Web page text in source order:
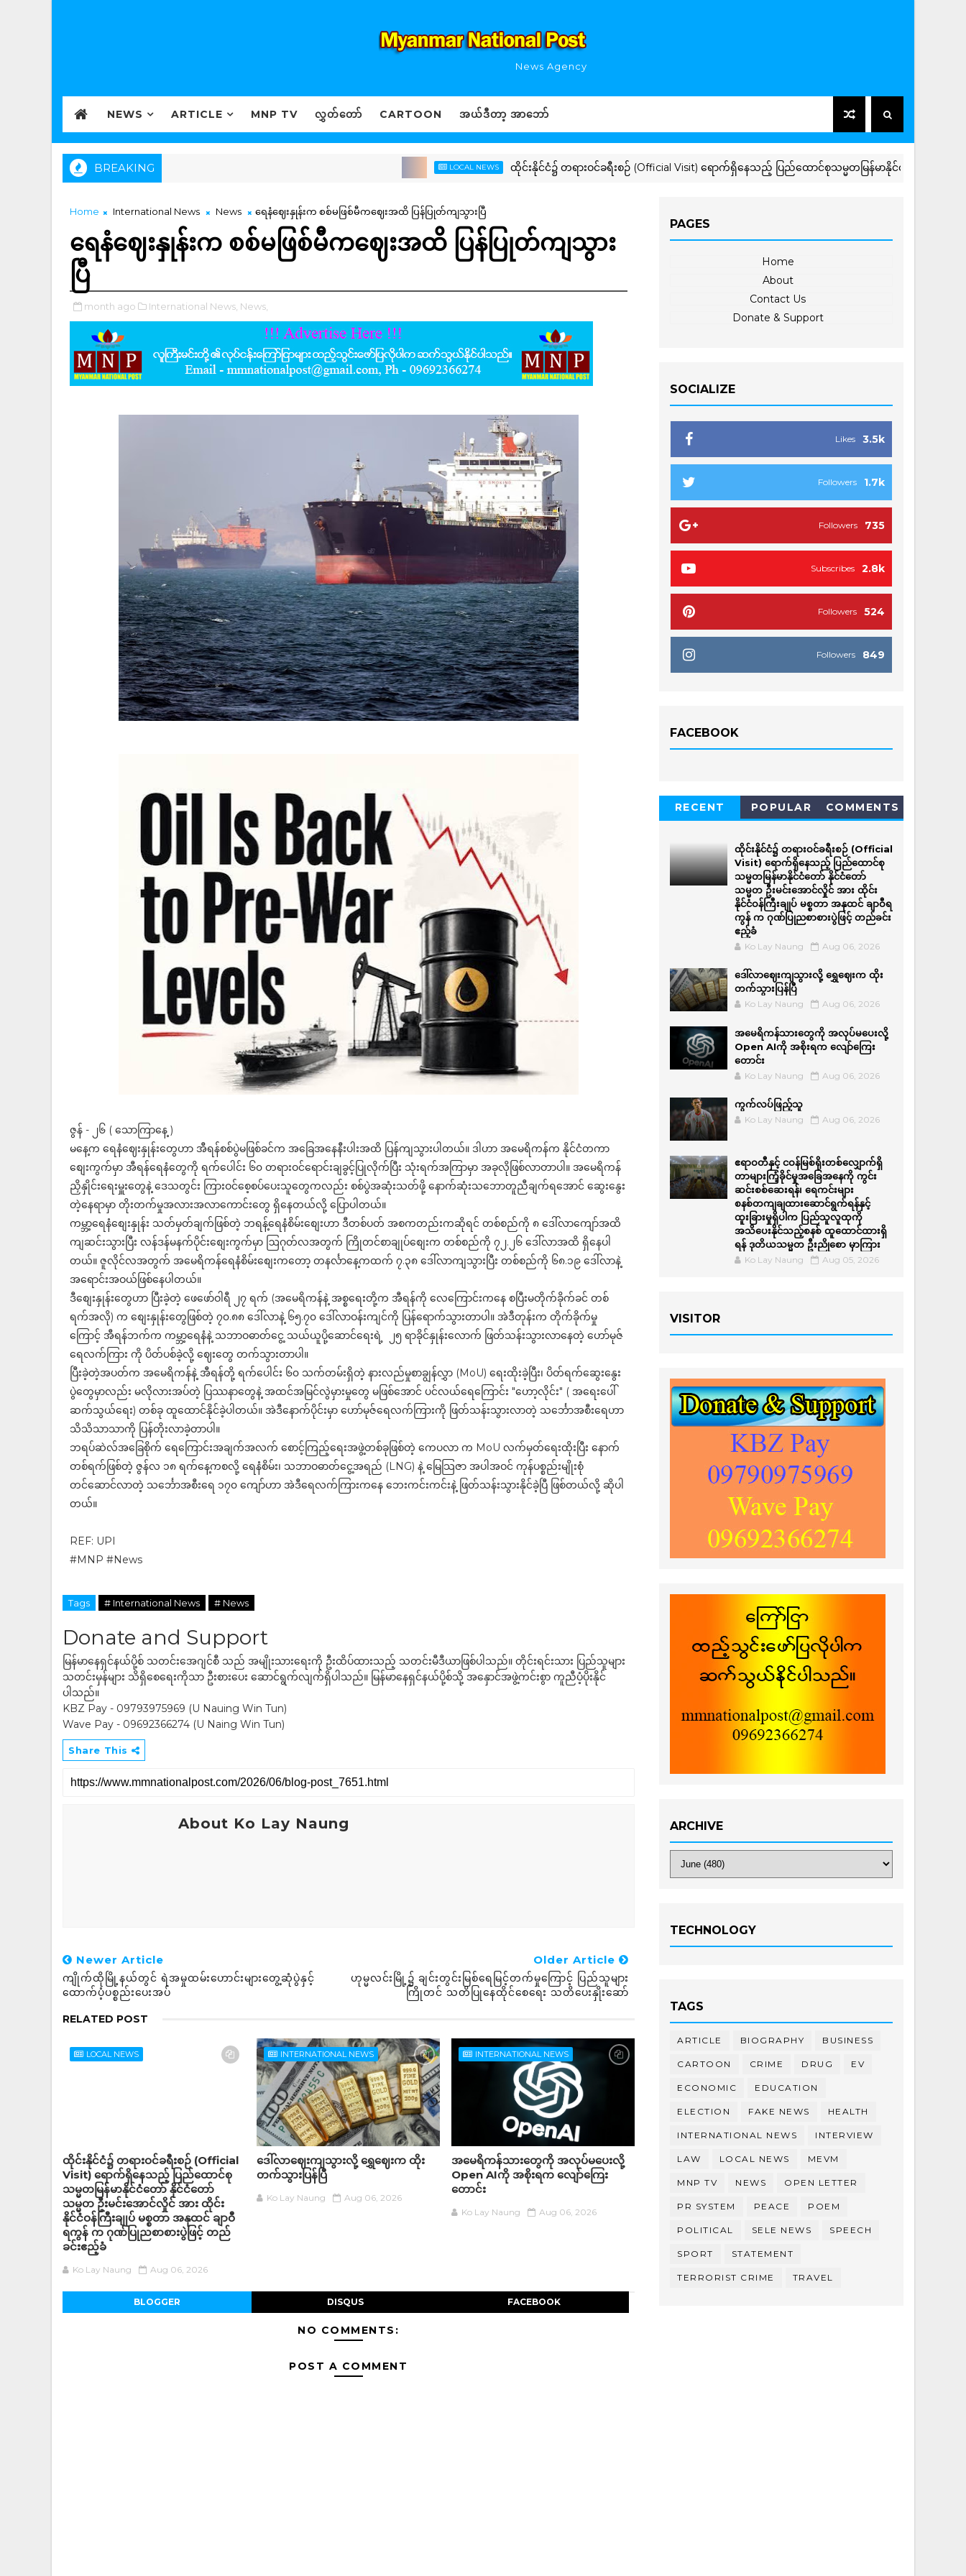
News Agency
NEWS ARTICLE MNP TV လွှတ်တော် CARTOON အယ်ဒီတာ့ အာဘော်
BREAKING LOCAL NEWS ထိုင်းနိုင်ငံ၌ တရားဝင်ခရီးစဉ် (Official Visit) ရောက်ရှိနေသည့် ပြည်ထောင်စုသမ္မတမြန်မာနိုင်ငံတော် နိုင်ငံတော်သမ္
Home International News News ရေနံဈေးနှုန်းက စစ်မဖြစ်မီကဈေးအထိ ပြန်ပြုတ်ကျသွားပြီ
ရေနံဈေးနှုန်းက စစ်မဖြစ်မီကဈေးအထိ ပြန်ပြုတ်ကျသွား
ပြီ
month ago International News, News,
ဇွန် - ၂၆ ( သောကြာနေ့ )
မနေ့က ရေနံဈေးနှုန်းတွေဟာ အီရန်စစ်ပွဲမဖြစ်ခင်က အခြေအနေနီးပါးအထိ ပြန်ကျသွားပါတယ်။ ဒါဟာ အမေရိကန်က နိုင်ငံတကာ
စျေးကွက်မှာ အီရန်ရေနံတွေကို ရက်ပေါင်း ၆၀ တရားဝင်ရောင်းချခွင့်ပြုလိုက်ပြီး သုံးရက်အကြာမှာ အခုလိုဖြစ်လာတာပါ။ အမေရိကန်
ညှိနှိုင်းရေးမှူးတွေနဲ့ ဒေသတွင်း ကြားဝင်စေ့စပ်ပေးသူတွေကလည်း စစ်ပွဲအဆုံးသတ်ဖို့ နောက်ဆုံးသဘောတူညီချက်ရအောင် ဆွေးနွေး
တဲ့နေရာမှာ တိုးတက်မှုအလားအလာကောင်းတွေ ရှိနေတယ်လို့ ပြောပါတယ်။
ကမ္ဘာ့ရေနံစျေးနှုန်း သတ်မှတ်ချက်ဖြစ်တဲ့ ဘရန့်ရေနံစိမ်းစျေးဟာ ဒီတစ်ပတ် အစကတည်းကဆိုရင် တစ်စည်ကို ၈ ဒေါ်လာကျော်အထိ
ကျဆင်းသွားပြီး လန်ဒန်မနက်ပိုင်းစျေးကွက်မှာ ဩဂုတ်လအတွက် ကြိုတင်စာချုပ်စျေးက တစ်စည်ကို ၇၂.၂၆ ဒေါ်လာအထိ ရှိနေပါ
တယ်။ ဇူလိုင်လအတွက် အမေရိကန်ရေနံစိမ်းစျေးကတော့ တနင်္လာနေ့ကထက် ၇.၃၈ ဒေါ်လာကျသွားပြီး တစ်စည်ကို ၆၈.၁၉ ဒေါ်လာနဲ့
အရောင်းအဝယ်ဖြစ်နေပါတယ်။
ဒီစျေးနှုန်းတွေဟာ ပြီးခဲ့တဲ့ ဖေဖော်ဝါရီ ၂၇ ရက် (အမေရိကန်နဲ့ အစ္စရေးတို့က အီရန်ကို လေကြောင်းကနေ စပြီးမတိုက်ခိုက်ခင် တစ်
ရက်အလို) က စျေးနှုန်းတွေဖြစ်တဲ့ ၇၀.၈၈ ဒေါ်လာနဲ့ ၆၅.၇၀ ဒေါ်လာဝန်းကျင်ကို ပြန်ရောက်သွားတာပါ။ အဲဒီတုန်းက တိုက်ခိုက်မှု
ကြောင့် အီရန်ဘက်က ကမ္ဘာ့ရေနံနဲ့ သဘာဝဓာတ်ငွေ့ သယ်ယူပို့ဆောင်ရေးရဲ့ ၂၅ ရာခိုင်နှုန်းလောက် ဖြတ်သန်းသွားလာနေတဲ့ ဟော်မုဇ်
ရေလက်ကြား ကို ပိတ်ပစ်ခဲ့လို့ ဈေးတွေ တက်သွားတာပါ။
ပြီးခဲ့တဲ့အပတ်က အမေရိကန်နဲ့ အီရန်တို့ ရက်ပေါင်း ၆၀ သက်တမ်းရှိတဲ့ နားလည်မှုစာချွန်လွှာ (MoU) ရေးထိုးခဲ့ပြီး၊ ပိတ်ရက်ဆွေးနွေး
ပွဲတွေမှာလည်း မလိုလားအပ်တဲ့ ပြဿနာတွေနဲ့ အထင်အမြင်လွဲမှားမှုတွေ မဖြစ်အောင် ပင်လယ်ရေကြောင်း "ဟော့လိုင်း" ( အရေးပေါ်
ဆက်သွယ်ရေး) တစ်ခု ထူထောင်နိုင်ခဲ့ပါတယ်။ အဲဒီနောက်ပိုင်းမှာ ဟော်မုဇ်ရေလက်ကြားကို ဖြတ်သန်းသွားလာတဲ့ သင်္ဘောအစီးရေဟာ
သိသိသာသာကို ပြန်တိုးလာခဲ့တာပါ။
ဘရပ်ဆဲလ်အခြေစိုက် ရေကြောင်းအချက်အလက် စောင့်ကြည့်ရေးအဖွဲ့တစ်ခုဖြစ်တဲ့ ကေပလာ က MoU လက်မှတ်ရေးထိုးပြီး နောက်
တစ်ရက်ဖြစ်တဲ့ ဇွန်လ ၁၈ ရက်နေ့ကစလို့ ရေနံစိမ်း၊ သဘာဝဓာတ်ငွေ့အရည် (LNG) နဲ့ မြေသြဇာ အပါအဝင် ကုန်ပစ္စည်းမျိုးစုံ
တင်ဆောင်လာတဲ့ သင်္ဘောအစီးရေ ၁၇၀ ကျော်ဟာ အဲဒီရေလက်ကြားကနေ ဘေးကင်းကင်းနဲ့ ဖြတ်သန်းသွားနိုင်ခဲ့ပြီ ဖြစ်တယ်လို့ ဆိုပါ
တယ်။
REF: UPI
#MNP #News
Tags # International News # News
Donate and Support
မြန်မာနေရှင်နယ်ပို့စ် သတင်းအေဂျင်စီ သည် အမျိုးသားရေးကို ဦးထိပ်ထားသည့် သတင်းမီဒီယာဖြစ်ပါသည်။ တိုင်းရင်းသား ပြည်သူများ
သတင်းမှန်များ သိရှိစေရေးကိုသာ ဦးစားပေး ဆောင်ရွက်လျက်ရှိပါသည်။ မြန်မာနေရှင်နယ်ပို့စ်သို့ အနှောင်အဖွဲ့ကင်းစွာ ကူညီပံ့ပိုးနိုင်
ပါသည်။
KBZ Pay - 09793975969 (U Nauing Win Tun)
Wave Pay - 09692366274 (U Naing Win Tun)
Share This
About Ko Lay Naung
Newer Article
ကျိုက်ထိုမြို့နယ်တွင် ရဲအမှုထမ်းဟောင်းများတွေ့ဆုံပွဲနှင့်
ထောက်ပံ့ပစ္စည်းပေးအပ်
Older Article
ဟုမ္မလင်းမြို့၌ ချင်းတွင်းမြစ်ရေမြင့်တက်မှုကြောင့် ပြည်သူများ
ကြိုတင် သတိပြုနေထိုင်စေရေး သတိပေးနှိုးဆော်
RELATED POST
LOCAL NEWS
ထိုင်းနိုင်ငံ၌ တရားဝင်ခရီးစဉ် (Official
Visit) ရောက်ရှိနေသည့် ပြည်ထောင်စု
သမ္မတမြန်မာနိုင်ငံတော် နိုင်ငံတော်
သမ္မတ ဦးမင်းအောင်လှိုင် အား ထိုင်း
နိုင်ငံဝန်ကြီးချုပ် မစ္စတာ အနုထင် ချာဝီ
ရကွန် က ဂုဏ်ပြုညစာစားပွဲဖြင့် တည်
ခင်းဧည့်ခံ
Ko Lay Naung Aug 06, 2026
INTERNATIONAL NEWS
ဒေါ်လာဈေးကျသွားလို့ ရွှေဈေးက ထိုး
တက်သွားပြန်ပြီ
Ko Lay Naung Aug 06, 2026
INTERNATIONAL NEWS
အမေရိကန်သားတွေကို အလုပ်မပေးလို့
Open AIကို အစိုးရက လျော်ကြေး
တောင်း
Ko Lay Naung Aug 06, 2026
BLOGGER DISQUS FACEBOOK
NO COMMENTS:
POST A COMMENT
PAGES
Home
About
Contact Us
Donate & Support
SOCIALIZE
3.5k
Likes
1.7k
Followers
735
Followers
2.8k
Subscribes
524
Followers
849
Followers
FACEBOOK
RECENT POPULAR COMMENTS
ထိုင်းနိုင်ငံ၌ တရားဝင်ခရီးစဉ် (Official
Visit) ရောက်ရှိနေသည့် ပြည်ထောင်စု
သမ္မတမြန်မာနိုင်ငံတော် နိုင်ငံတော်
သမ္မတ ဦးမင်းအောင်လှိုင် အား ထိုင်း
နိုင်ငံဝန်ကြီးချုပ် မစ္စတာ အနုထင် ချာဝီရ
ကွန် က ဂုဏ်ပြုညစာစားပွဲဖြင့် တည်ခင်း
ဧည့်ခံ
Ko Lay Naung Aug 06, 2026
ဒေါ်လာဈေးကျသွားလို့ ရွှေဈေးက ထိုး
တက်သွားပြန်ပြီ
Ko Lay Naung Aug 06, 2026
အမေရိကန်သားတွေကို အလုပ်မပေးလို့
Open AIကို အစိုးရက လျော်ကြေး
တောင်း
Ko Lay Naung Aug 06, 2026
ကွက်လပ်ဖြည့်သူ
Ko Lay Naung Aug 06, 2026
ဧရာဝတီနှင့် ငဝန်မြစ်ရိုးတစ်လျှောက်ရှိ
တာများကြံ့ခိုင်မှုအခြေအနေကို ကွင်း
ဆင်းစစ်ဆေးရန်၊ ရေကင်းများ
စနစ်တကျချထားဆောင်ရွက်ရန်နှင့်
ထူးခြားမှုရှိပါက ပြည်သူလူထုကို
အသိပေးနိုင်သည့်စနစ် ထူထောင်ထားရှိ
ရန် ဒုတိယသမ္မတ ဦးညိုစော မှာကြား
Ko Lay Naung Aug 05, 2026
VISITOR
ARCHIVE
TECHNOLOGY
TAGS
ARTICLE BIOGRAPHY BUSINESS
CARTOON CRIME DRUG EV
ECONOMIC EDUCATION
ELECTION FAKE NEWS HEALTH
INTERNATIONAL NEWS INTERVIEW
LAW LOCAL NEWS MEVM
MNP TV NEWS OPEN LETTER
PR SYSTEM PEACE POEM
POLITICAL SELE NEWS SPEECH
SPORT STATEMENT
TERRORIST CRIME TRAVEL